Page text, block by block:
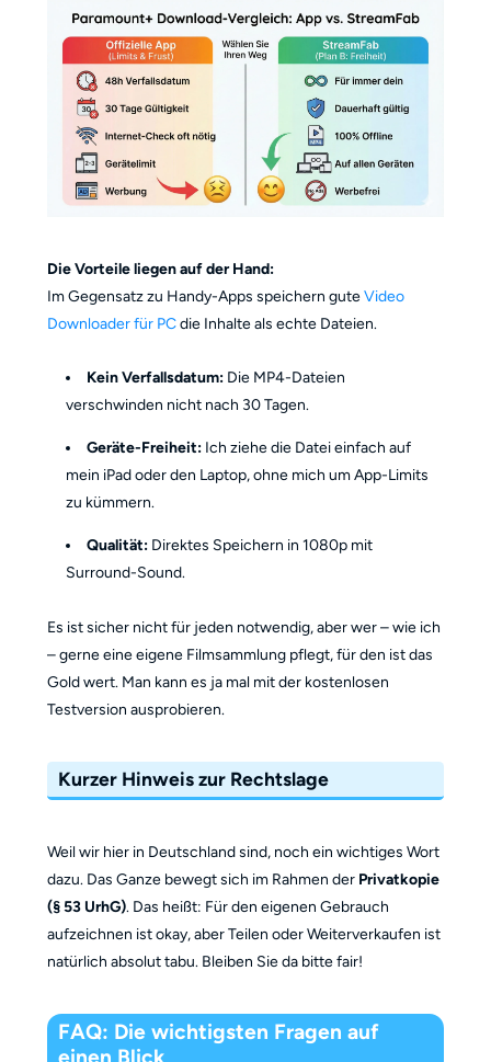
Die Vorteile liegen auf der Hand:
Im Gegensatz zu Handy-Apps speichern guteVideo
Downloader für PCdie Inhalte als echte Dateien.
Kein Verfallsdatum: Die MP4-Dateien
verschwinden nicht nach 30 Tagen.
Geräte-Freiheit: Ich ziehe die Datei einfach auf
mein iPad oder den Laptop, ohne mich um App-Limits
zu kümmern.
Qualität: Direktes Speichern in 1080p mit
Surround-Sound.
Es ist sicher nicht für jeden notwendig, aber wer – wie ich
– gerne eine eigene Filmsammlung pflegt, für den ist das
Gold wert. Man kann es ja mal mit der kostenlosen
Testversion ausprobieren.
Kurzer Hinweis zur Rechtslage
Weil wir hier in Deutschland sind, noch ein wichtiges Wort
dazu. Das Ganze bewegt sich im Rahmen der Privatkopie
(§ 53 UrhG). Das heißt: Für den eigenen Gebrauch
aufzeichnen ist okay, aber Teilen oder Weiterverkaufen ist
natürlich absolut tabu. Bleiben Sie da bitte fair!
FAQ: Die wichtigsten Fragen auf
einen Blick